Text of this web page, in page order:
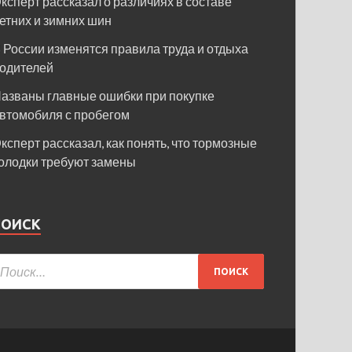
и зимних шин
России изменятся правила труда и отдыха
главные ошибки при покупке
с пробегом
рассказал, как понять, что тормозные
требуют замены